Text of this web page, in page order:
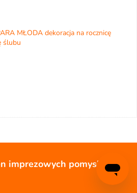
MŁODA dekoracja na rocznicę
ślubu
imprezowych pomysłów!